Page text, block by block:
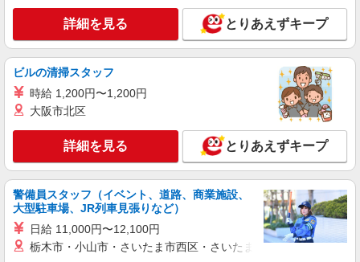
詳細を見る とりあえずキープ
ビルの清掃スタッフ
時給 1,200円〜1,200円
大阪市北区
詳細を見る とりあえずキープ
警備員スタッフ（イベント、道路、商業施設、
大型駐車場、JR列車見張りなど）
日給 11,000円〜12,100円
栃木市・小山市・さいたま市西区・さいたま市岩槻区・久喜市・